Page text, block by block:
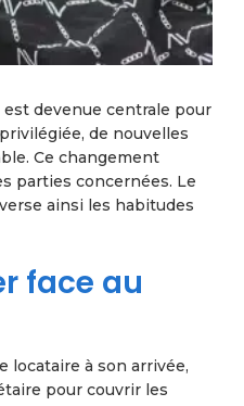
devenue centrale pour
de nouvelles
Ce changement
parties concernées. Le
ainsi les habitudes
face au
locataire à son arrivée,
pour couvrir les